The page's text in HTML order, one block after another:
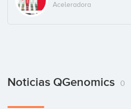
Aceleradora
Noticias QGenomics 0